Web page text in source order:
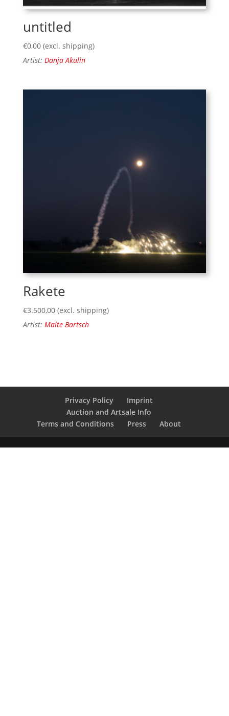
untitled
€0,00 (excl. shipping)
Artist: Danja Akulin
Rakete
€3.500,00 (excl. shipping)
Artist: Malte Bartsch
Privacy Policy
Imprint
Auction and Artsale Info
Terms and Conditions
Press About